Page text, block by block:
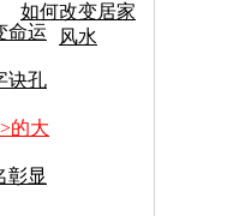
如何改变居家
风水
命运
诀孔
的大
彰显